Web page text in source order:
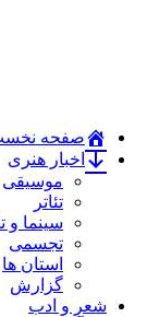
صفحه
اخبار هنری
موسیقی
تئاتر
سینما و
تجسمی
استان ها
گزارش
شعر و ادب